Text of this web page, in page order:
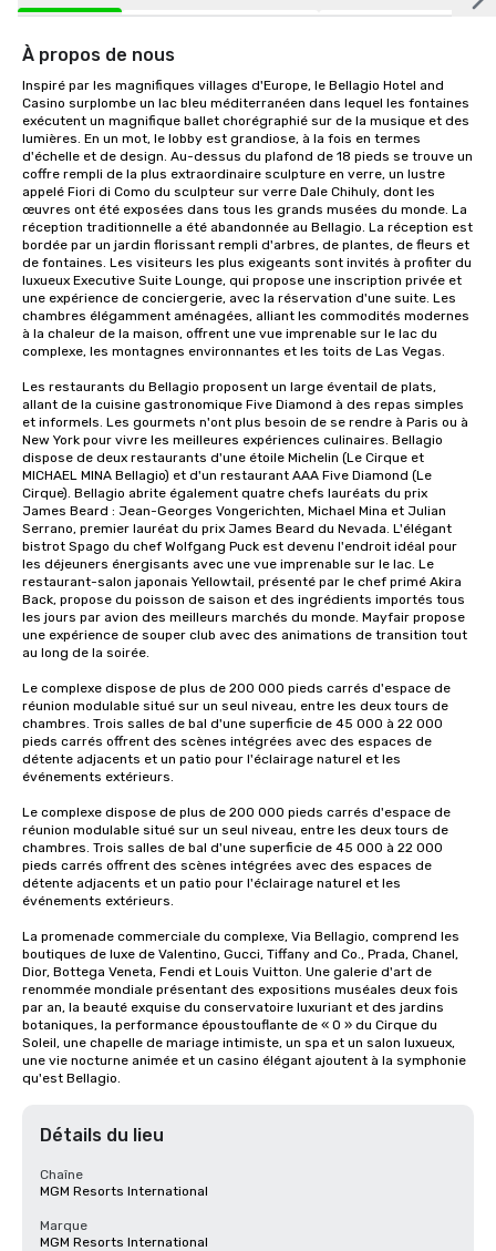
À propos de nous
Inspiré par les magnifiques villages d'Europe, le Bellagio Hotel and
Casino surplombe un lac bleu méditerranéen dans lequel les fontaines
exécutent un magnifique ballet chorégraphié sur de la musique et des
lumières. En un mot, le lobby est grandiose, à la fois en termes
d'échelle et de design. Au-dessus du plafond de 18 pieds se trouve un
coffre rempli de la plus extraordinaire sculpture en verre, un lustre
appelé Fiori di Como du sculpteur sur verre Dale Chihuly, dont les
œuvres ont été exposées dans tous les grands musées du monde. La
réception traditionnelle a été abandonnée au Bellagio. La réception est
bordée par un jardin florissant rempli d'arbres, de plantes, de fleurs et
de fontaines. Les visiteurs les plus exigeants sont invités à profiter du
luxueux Executive Suite Lounge, qui propose une inscription privée et
une expérience de conciergerie, avec la réservation d'une suite. Les
chambres élégamment aménagées, alliant les commodités modernes
à la chaleur de la maison, offrent une vue imprenable sur le lac du
complexe, les montagnes environnantes et les toits de Las Vegas.
Les restaurants du Bellagio proposent un large éventail de plats,
allant de la cuisine gastronomique Five Diamond à des repas simples
et informels. Les gourmets n'ont plus besoin de se rendre à Paris ou à
New York pour vivre les meilleures expériences culinaires. Bellagio
dispose de deux restaurants d'une étoile Michelin (Le Cirque et
MICHAEL MINA Bellagio) et d'un restaurant AAA Five Diamond (Le
Cirque). Bellagio abrite également quatre chefs lauréats du prix
James Beard : Jean-Georges Vongerichten, Michael Mina et Julian
Serrano, premier lauréat du prix James Beard du Nevada. L'élégant
bistrot Spago du chef Wolfgang Puck est devenu l'endroit idéal pour
les déjeuners énergisants avec une vue imprenable sur le lac. Le
restaurant-salon japonais Yellowtail, présenté par le chef primé Akira
Back, propose du poisson de saison et des ingrédients importés tous
les jours par avion des meilleurs marchés du monde. Mayfair propose
une expérience de souper club avec des animations de transition tout
au long de la soirée.
Le complexe dispose de plus de 200 000 pieds carrés d'espace de
réunion modulable situé sur un seul niveau, entre les deux tours de
chambres. Trois salles de bal d'une superficie de 45 000 à 22 000
pieds carrés offrent des scènes intégrées avec des espaces de
détente adjacents et un patio pour l'éclairage naturel et les
événements extérieurs.
Le complexe dispose de plus de 200 000 pieds carrés d'espace de
réunion modulable situé sur un seul niveau, entre les deux tours de
chambres. Trois salles de bal d'une superficie de 45 000 à 22 000
pieds carrés offrent des scènes intégrées avec des espaces de
détente adjacents et un patio pour l'éclairage naturel et les
événements extérieurs.
La promenade commerciale du complexe, Via Bellagio, comprend les
boutiques de luxe de Valentino, Gucci, Tiffany and Co., Prada, Chanel,
Dior, Bottega Veneta, Fendi et Louis Vuitton. Une galerie d'art de
renommée mondiale présentant des expositions muséales deux fois
par an, la beauté exquise du conservatoire luxuriant et des jardins
botaniques, la performance époustouflante de « O » du Cirque du
Soleil, une chapelle de mariage intimiste, un spa et un salon luxueux,
une vie nocturne animée et un casino élégant ajoutent à la symphonie
qu'est Bellagio.
Détails du lieu
Chaîne
MGM Resorts International
Marque
MGM Resorts International